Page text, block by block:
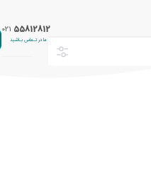
55812812
021
با ما در تـماس بـاشید